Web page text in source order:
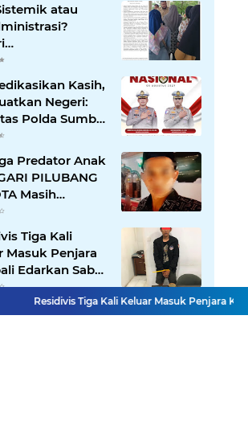
atau
SDN
Pemkot
Kasih,
Negeri:
Polda Sumbar
Peran
Pilar
Predator Anak
PILUBANG
Masih
Tiga Kali
Masuk Penjara
Edarkan Sabu,
Bukittinggi
Paket Siap Edar
Residivis Tiga Kali Keluar Masuk Penjara